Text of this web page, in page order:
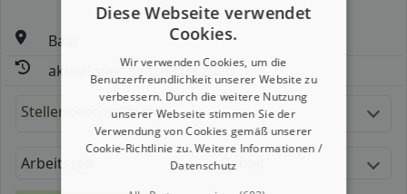
Baar
aktualisiert seit: 09.08.2026
Stellenbeschreibung:
Arbeitszeit Gehalt
Diese Webseite verwendet
Cookies.
Wir verwenden Cookies, um die
Benutzerfreundlichkeit unserer Website zu
verbessern. Durch die weitere Nutzung
unserer Webseite stimmen Sie der
Verwendung von Cookies gemäß unserer
Cookie-Richtlinie zu.Weitere Informationen /
Datenschutz